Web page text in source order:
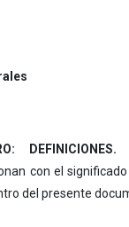
DEFINICIONES.
con el
del presente